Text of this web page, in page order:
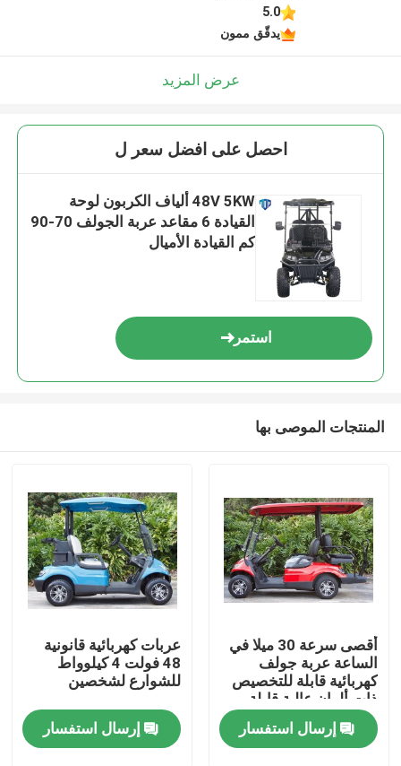
مسكن
5.0
يدقّق ممون
عرض المزيد
احصل على افضل سعر ل
48V 5KW ألياف الكربون لوحة
القيادة 6 مقاعد عربة الجولف 70-90
كم القيادة الأميال
استمر
المنتجات الموصى بها
أقصى سرعة 30 ميلا في
الساعة عربة جولف
كهربائية قابلة للتخصيص
ذات ألوان عالية قابلة
للترقية
إرسال استفسار
عربات كهربائية قانونية
48 فولت 4 كيلوواط
للشوارع لشخصين
إرسال استفسار